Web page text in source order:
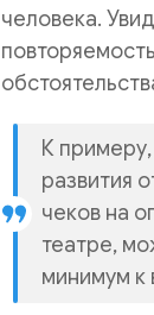
человека.
К
развития
чеков на
театре,
минимум к